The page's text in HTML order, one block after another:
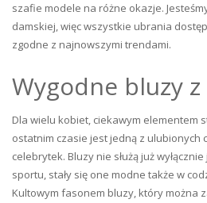
szafie modele na różne okazje.
damskiej, więc wszystkie ubrania
zgodne z najnowszymi trendami.
Wygodne bluzy
Dla wielu kobiet, ciekawym elementem
ostatnim czasie jest jedną z ulubionych
celebrytek. Bluzy nie służą już
sportu, stały się one modne także w
Kultowym fasonem bluzy, który można